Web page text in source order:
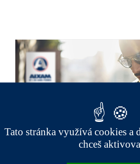
Tato stránka využívá cookies a
chceš